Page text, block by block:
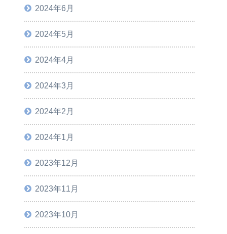
2024年6月
2024年5月
2024年4月
2024年3月
2024年2月
2024年1月
2023年12月
2023年11月
2023年10月